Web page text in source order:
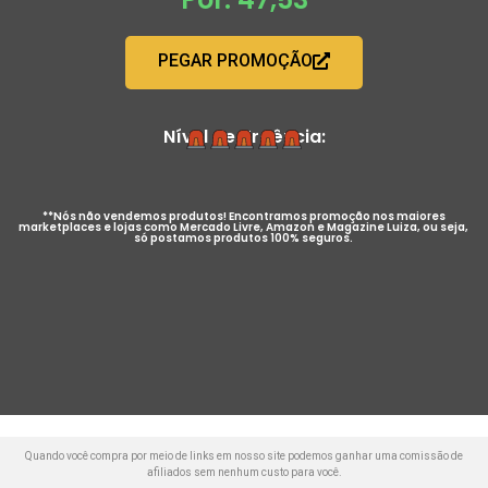
PEGAR PROMOÇÃO
Nível de Urgência:
**Nós não vendemos produtos! Encontramos promoção nos maiores
marketplaces e lojas como Mercado Livre, Amazon e Magazine Luiza, ou seja,
só postamos produtos 100% seguros.
Quando você compra por meio de links em nosso site podemos ganhar uma comissão de
afiliados sem nenhum custo para você.